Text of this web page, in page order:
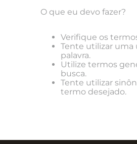
O que eu devo fazer?
Verifique os
Tente utilizar uma
palavra.
Utilize termos
busca.
Tente utilizar
termo desejado.